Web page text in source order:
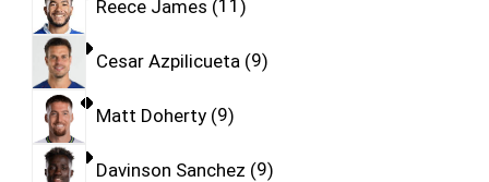
Reece James 11
Cesar Azpilicueta 9
Matt Doherty 9
Davinson Sanchez 9